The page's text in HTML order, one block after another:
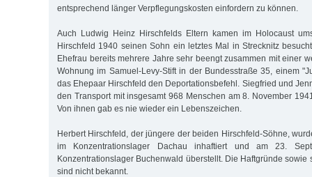
entsprechend länger Verpflegungskosten einfordern zu können.
Auch Ludwig Heinz Hirschfelds Eltern kamen im Holocaust
Hirschfeld 1940 seinen Sohn ein letztes Mal in Strecknitz
Ehefrau bereits mehrere Jahre sehr beengt zusammen mit einer
Wohnung im Samuel-Levy-Stift in der Bundesstraße 35, einem
das Ehepaar Hirschfeld den Deportationsbefehl. Siegfried und
den Transport mit insgesamt 968 Menschen am 8. November
Von ihnen gab es nie wieder ein Lebenszeichen.
Herbert Hirschfeld, der jüngere der beiden Hirschfeld-Söhne,
im Konzentrationslager Dachau inhaftiert und am 23.
Konzentrationslager Buchenwald überstellt. Die Haftgründe sowie
sind nicht bekannt.